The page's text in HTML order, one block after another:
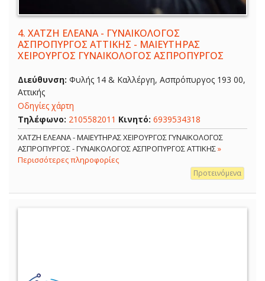
4. ΧΑΤΖΗ ΕΛΕΑΝΑ - ΓΥΝΑΙΚΟΛΟΓΟΣ
ΑΣΠΡΟΠΥΡΓΟΣ ΑΤΤΙΚΗΣ - ΜΑΙΕΥΤΗΡΑΣ
ΧΕΙΡΟΥΡΓΟΣ ΓΥΝΑΙΚΟΛΟΓΟΣ ΑΣΠΡΟΠΥΡΓΟΣ
Διεύθυνση: Φυλής 14 & Καλλέργη, Ασπρόπυργος 193 00,
Αττικής
Οδηγίες χάρτη
Τηλέφωνο: 2105582011 Κινητό: 6939534318
ΧΑΤΖΗ ΕΛΕΑΝΑ - ΜΑΙΕΥΤΗΡΑΣ ΧΕΙΡΟΥΡΓΟΣ ΓΥΝΑΙΚΟΛΟΓΟΣ
ΑΣΠΡΟΠΥΡΓΟΣ - ΓΥΝΑΙΚΟΛΟΓΟΣ ΑΣΠΡΟΠΥΡΓΟΣ ΑΤΤΙΚΗΣ»
Περισσότερες πληροφορίες
Προτεινόμενα